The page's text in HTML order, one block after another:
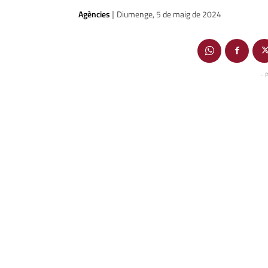
Agències | Diumenge, 5 de maig de 2024
-